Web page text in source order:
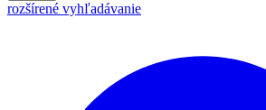
rozšírené vyhľadávanie